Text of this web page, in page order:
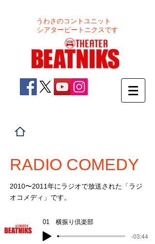
うわさのコントユニット
シアタービートニクスです
RADIO COMEDY
2010〜2011年にラジオで放送された「ラジ
オコメディ」です。
01 横振り倶楽部
-03:44